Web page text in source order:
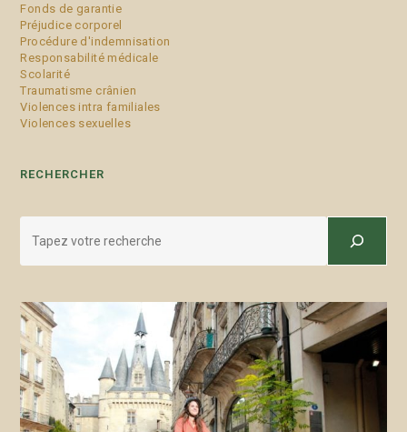
Fonds de garantie
Préjudice corporel
Procédure d'indemnisation
Responsabilité médicale
Scolarité
Traumatisme crânien
Violences intra familiales
Violences sexuelles
RECHERCHER